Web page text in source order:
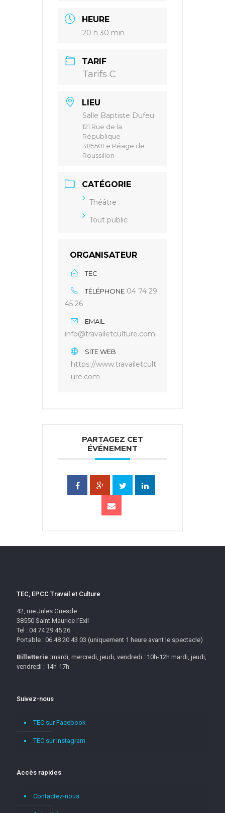
HEURE
20 h 30 min
TARIF
Tarifs C
LIEU
Salle Baptiste Dufeu
121 Rue de la
République
38550Le Péage de
Roussillon
CATÉGORIE
Théâtre
Tout public
ORGANISATEUR
TEC
TÉLÉPHONE 04 74 29
45 26
EMAIL
info@travailetculture.com
SITE WEB
https://www.travailetcult
ure.com
PARTAGEZ CET
ÉVÉNEMENT
TEC, EPCC Travail et Culture
42, rue Jules Guesde
38550 Saint Maurice l’Exil
Tel : 04 74 29 45 26
Portable : 06 48 20 43 03 (uniquement 1 heure avant le spectacle)
Billetterie :mardi, mercredi, jeudi, vendredi : 10h-12h mardi, jeudi,
vendredi : 14h-17h
Suivez-nous
TEC sur Facebook
TEC sur Instagram
Accès rapides
Contactez-nous